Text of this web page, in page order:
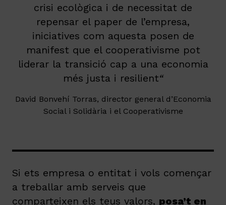
crisi ecològica i de necessitat de
repensar el paper de l’empresa,
iniciatives com aquesta posen de
manifest que el cooperativisme pot
liderar la transició cap a una economia
més justa i resilient“
David Bonvehí Torras, director general d’Economia
Social i Solidària i el Cooperativisme
Si ets empresa o entitat i vols començar
a treballar amb serveis que
comparteixen els teus valors, posa’t en